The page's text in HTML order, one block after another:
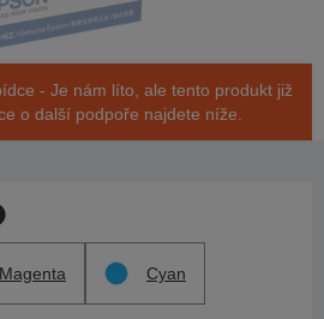
- Je nám líto, ale tento produkt již
o další podpoře najdete níže.
Magenta Cyan